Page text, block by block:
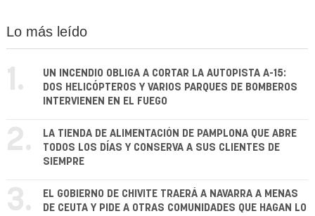
Lo más leído
1.
UN INCENDIO OBLIGA A CORTAR LA AUTOPISTA A-15:
DOS HELICÓPTEROS Y VARIOS PARQUES DE BOMBEROS
INTERVIENEN EN EL FUEGO
2.
LA TIENDA DE ALIMENTACIÓN DE PAMPLONA QUE ABRE
TODOS LOS DÍAS Y CONSERVA A SUS CLIENTES DE
SIEMPRE
3.
EL GOBIERNO DE CHIVITE TRAERÁ A NAVARRA A MENAS
DE CEUTA Y PIDE A OTRAS COMUNIDADES QUE HAGAN LO